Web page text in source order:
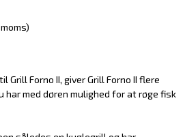
Grill Forno II, giver Grill Forno II flere
har med døren mulighed for at røge fisk